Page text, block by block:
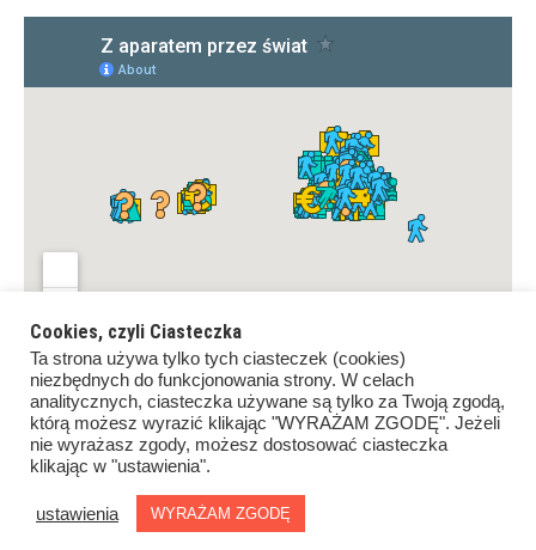
Proudly powered byWordPress.|Theme: Awaken by
Cookies, czyli Ciasteczka
Ta strona używa tylko tych ciasteczek (cookies)
niezbędnych do funkcjonowania strony. W celach
analitycznych, ciasteczka używane są tylko za Twoją zgodą,
którą możesz wyrazić klikając "WYRAŻAM ZGODĘ". Jeżeli
nie wyrażasz zgody, możesz dostosować ciasteczka
klikając w "ustawienia".
ustawienia WYRAŻAM ZGODĘ